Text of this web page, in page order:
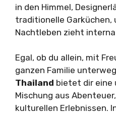
in den Himmel,
traditionelle Garküchen,
Nachtleben zieht
Egal, ob du allein, mit
ganzen Familie
Thailand bietet dir eine
Mischung aus
kulturellen Erlebnissen.